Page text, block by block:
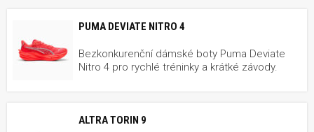
PUMA DEVIATE NITRO 4
Bezkonkurenční dámské boty Puma Deviate
Nitro 4 pro rychlé tréninky a krátké závody.
ALTRA TORIN 9